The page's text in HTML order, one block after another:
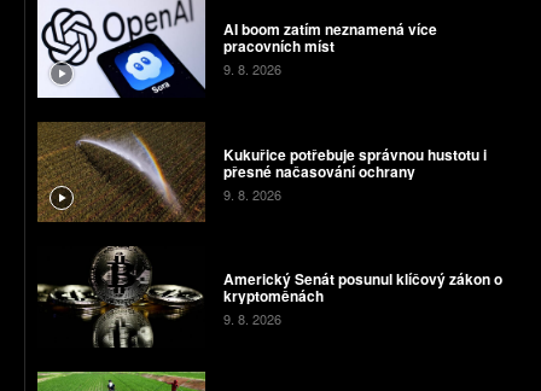
AI boom zatím neznamená více
pracovních míst
9. 8. 2026
Kukuřice potřebuje správnou hustotu i
přesné načasování ochrany
9. 8. 2026
Americký Senát posunul klíčový zákon o
kryptoměnách
9. 8. 2026